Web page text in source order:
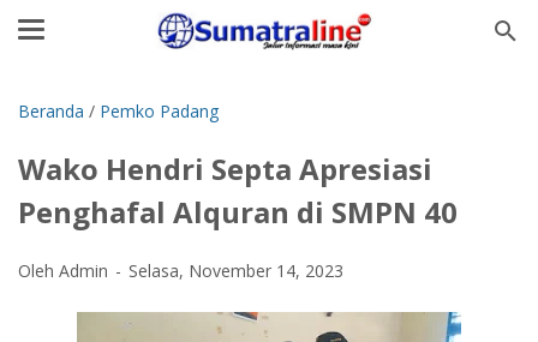
Beranda / Pemko Padang
Wako Hendri Septa Apresiasi
Penghafal Alquran di SMPN 40
Oleh Admin Selasa, November 14, 2023